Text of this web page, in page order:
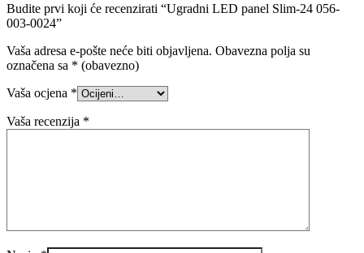
Budite prvi koji će recenzirati “Ugradni LED panel Slim-24 056-
003-0024”
Vaša adresa e-pošte neće biti objavljena. Obavezna polja su
označena sa * (obavezno)
Vaša ocjena *
Vaša recenzija *